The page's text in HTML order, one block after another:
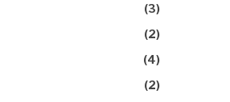
(3)
(2)
(4)
(2)